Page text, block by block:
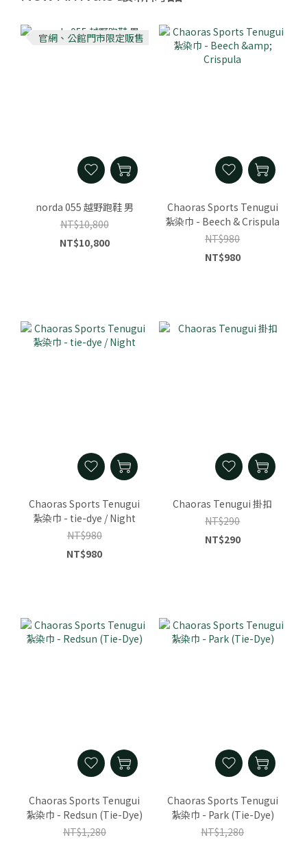
官網、公館門市限定販售
norda 055 越野跑鞋 男
NT$10,800
NT$10,800
Chaoras Sports Tenugui
紮染巾 - Beech & Crispula
NT$980
NT$980
Chaoras Sports Tenugui
紮染巾 - tie-dye / Night
NT$980
NT$980
Chaoras Tenugui 掛扣
NT$290
NT$290
Chaoras Sports Tenugui
紮染巾 - Redsun (Tie-Dye)
NT$1,280
Chaoras Sports Tenugui
紮染巾 - Park (Tie-Dye)
NT$1,280